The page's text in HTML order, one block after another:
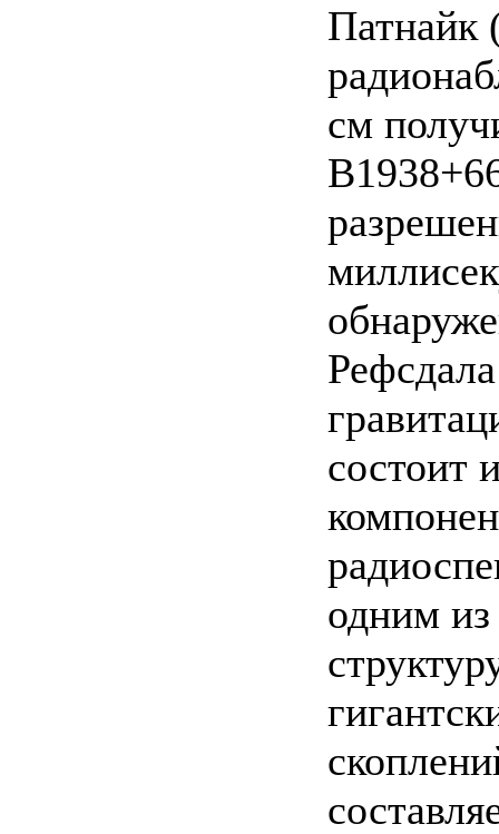
Патнайк
см
состоит
одним